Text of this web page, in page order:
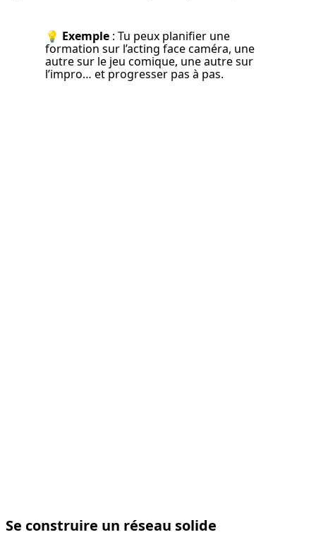
💡 Exemple : Tu peux planifier une
formation sur l’acting face caméra, une
autre sur le jeu comique, une autre sur
l’impro… et progresser pas à pas.
Se construire un réseau solide